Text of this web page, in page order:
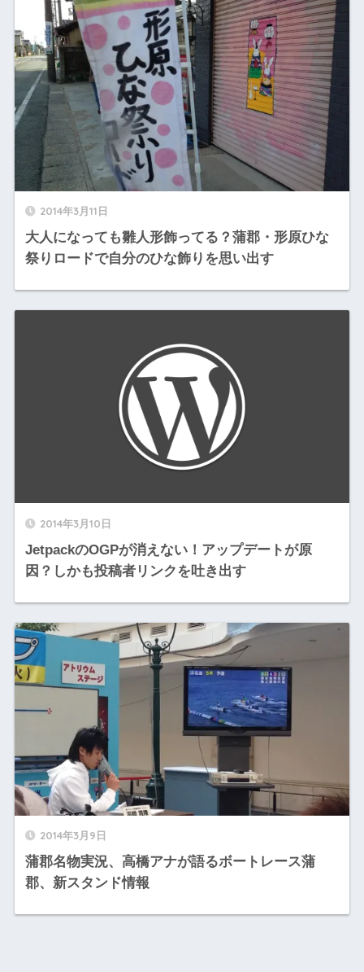
2014年3月11日
大人になっても雛人形飾ってる？蒲郡・形原ひな
祭りロードで自分のひな飾りを思い出す
2014年3月10日
JetpackのOGPが消えない！アップデートが原
因？しかも投稿者リンクを吐き出す
2014年3月9日
蒲郡名物実況、高橋アナが語るボートレース蒲
郡、新スタンド情報